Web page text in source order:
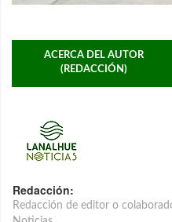
ACERCA DEL AUTOR
(REDACCIÓN)
Redacción:
Redacción de editor o